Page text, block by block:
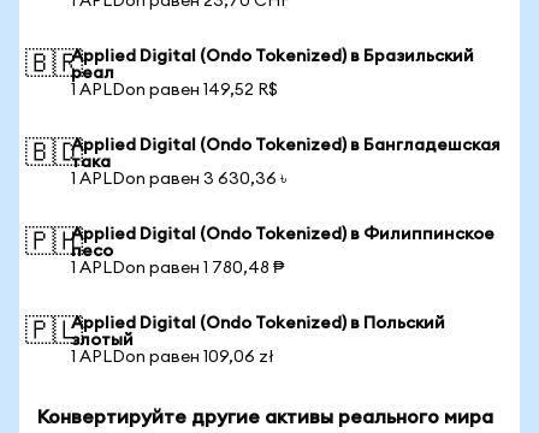
🇧🇷Applied Digital (Ondo Tokenized) в Бразильский
реал
1 APLDon равен 149,52 R$
🇧🇩Applied Digital (Ondo Tokenized) в Бангладешская
така
1 APLDon равен 3 630,36 ৳
🇵🇭Applied Digital (Ondo Tokenized) в Филиппинское
песо
1 APLDon равен 1 780,48 ₱
🇵🇱Applied Digital (Ondo Tokenized) в Польский
злотый
1 APLDon равен 109,06 zł
Конвертируйте другие активы реального мира